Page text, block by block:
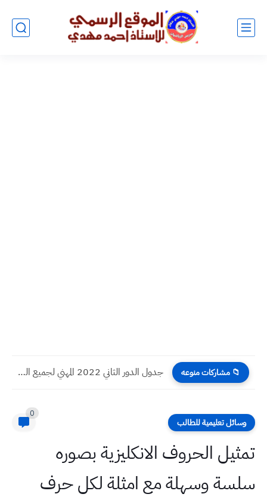
📁 مشاركات منوعه وثيقة رسمية موعد امتحانات "الدور الثاني" للصف السادس الاعدادي والصفوف...
وسائل تعليمية للطالب
0
تمثيل الحروف الانكليزية بصوره
سلسة وسهلة مع امثلة لكل حرف